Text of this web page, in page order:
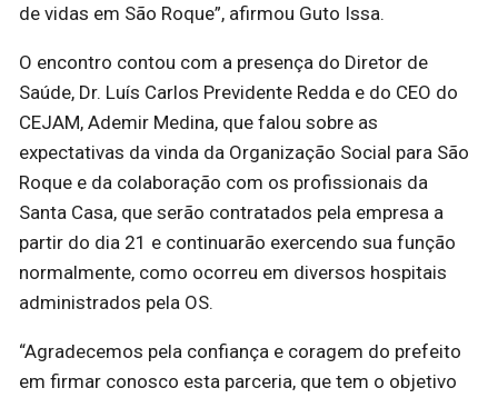
de vidas em São Roque”, afirmou Guto Issa.
O encontro contou com a presença do Diretor de
Saúde, Dr. Luís Carlos Previdente Redda e do CEO do
CEJAM, Ademir Medina, que falou sobre as
expectativas da vinda da Organização Social para São
Roque e da colaboração com os profissionais da
Santa Casa, que serão contratados pela empresa a
partir do dia 21 e continuarão exercendo sua função
normalmente, como ocorreu em diversos hospitais
administrados pela OS.
“Agradecemos pela confiança e coragem do prefeito
em firmar conosco esta parceria, que tem o objetivo